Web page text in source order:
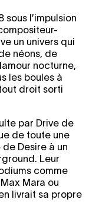
l’impulsion
un univers qui
néons, de
nocturne,
les boules à
droit sorti
par Drive de
de toute une
Desire à un
Leur
comme
Mara ou
livrait sa propre